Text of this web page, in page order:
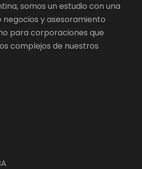
somos un estudio con una
y asesoramiento
para corporaciones que
complejos de nuestros